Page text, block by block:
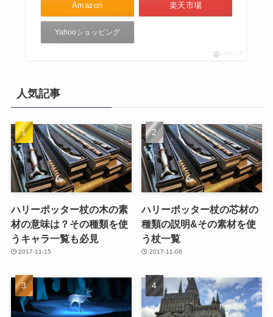
Amazon 楽天市場
Yahooショッピング
ポチップ
人気記事
ハリーポッター杖の木の素
材の意味は？その種類を使
うキャラ一覧も必見
2017-11-15
ハリーポッター杖の芯材の
種類の説明&その素材を使
う杖一覧
2017-11-08